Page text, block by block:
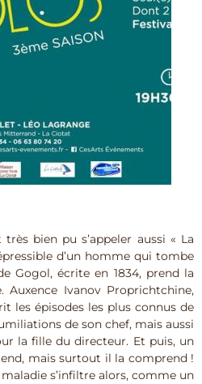
bien pu s’appeler aussi « La
d’un homme qui tombe
Gogol, écrite en 1834, prend la
Auxence Ivanov Proprichtchine,
les épisodes les plus connus de
de son chef, mais aussi
la fille du directeur. Et puis, un
mais surtout il la comprend !
s’infiltre alors, comme un